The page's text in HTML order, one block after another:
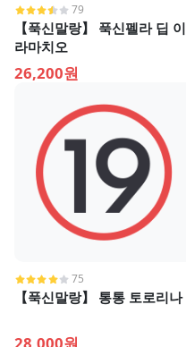
79
【푹신말랑】 푹신펠라 딥 이
라마치오
26,200원
75
【푹신말랑】 통통 토로리나
28,000원